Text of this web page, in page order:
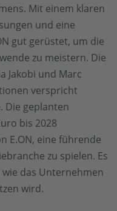
Mit einem klaren
und eine
gut gerüstet, um die
zu meistern. Die
Jakobi und Marc
verspricht
Die geplanten
bis 2028
E.ON, eine führende
zu spielen. Es
das Unternehmen
wird.